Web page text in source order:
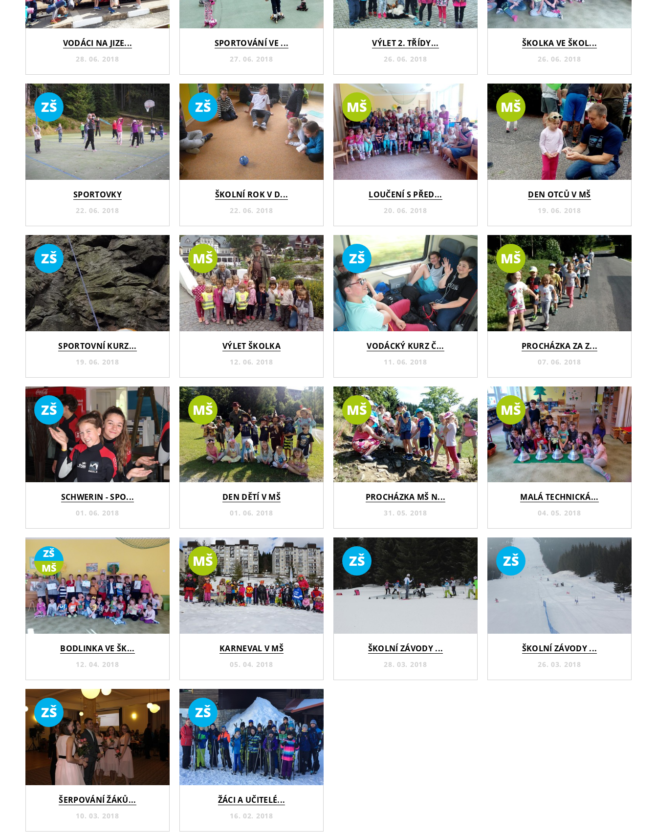
VODÁCI NA JIZE...
28. 06. 2018
SPORTOVÁNÍ VE ...
27. 06. 2018
VÝLET 2. TŘÍDY...
26. 06. 2018
ŠKOLKA VE ŠKOL...
26. 06. 2018
SPORTOVKY
22. 06. 2018
ZŠ
ŠKOLNÍ ROK V D...
22. 06. 2018
ZŠ
LOUČENÍ S PŘED...
20. 06. 2018
MŠ
DEN OTCŮ V MŠ
19. 06. 2018
MŠ
SPORTOVNÍ KURZ...
19. 06. 2018
ZŠ
VÝLET ŠKOLKA
12. 06. 2018
MŠ
VODÁCKÝ KURZ Č...
11. 06. 2018
ZŠ
PROCHÁZKA ZA Z...
07. 06. 2018
MŠ
SCHWERIN - SPO...
01. 06. 2018
ZŠ
DEN DĚTÍ V MŠ
01. 06. 2018
MŠ
PROCHÁZKA MŠ N...
31. 05. 2018
MŠ
MALÁ TECHNICKÁ...
04. 05. 2018
MŠ
BODLINKA VE ŠK...
12. 04. 2018
ZŠ
MŠ
KARNEVAL V MŠ
05. 04. 2018
MŠ
ŠKOLNÍ ZÁVODY ...
28. 03. 2018
ZŠ
ŠKOLNÍ ZÁVODY ...
26. 03. 2018
ZŠ
ŠERPOVÁNÍ ŽÁKŮ...
10. 03. 2018
ZŠ
ŽÁCI A UČITELÉ...
16. 02. 2018
ZŠ